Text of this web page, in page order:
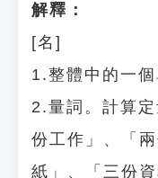
解釋：
[名]
1.整體中的一個
2.量詞。計算
份工作」、「
紙」、「三份